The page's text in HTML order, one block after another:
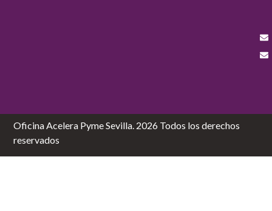
Oficina Acelera Pyme Sevilla. 2026 Todos los derechos
reservados